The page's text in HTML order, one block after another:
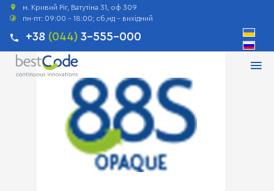
м. Кривий Ріг, Ватутіна 31, оф 309
пн-пт: 09:00 - 18:00; сб,нд - вихідний
+38 (044) 3-555-000
ГоловнаМаркіратори 88S Opaque